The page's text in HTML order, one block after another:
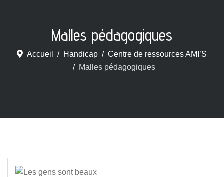
Malles pédagogiques
Accueil Handicap
Centre de ressources AMI’S
Malles pédagogiques